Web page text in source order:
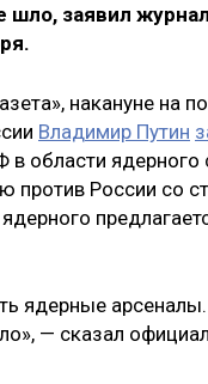
шло, заявил
накануне
Владимир Путин
в области
против России со
ядерные
— сказал